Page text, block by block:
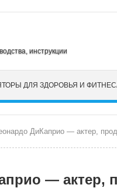
инструкции
ДЛЯ ЗДОРОВЬЯ И
ДиКаприо — актер,
— актер,